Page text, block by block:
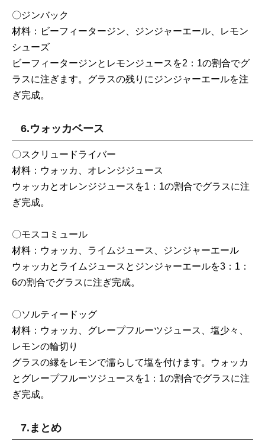
〇ジンバック
材料：ビーフィータージン、ジンジャーエール、レモン
シューズ
ビーフィータージンとレモンジュースを2：1の割合でグ
ラスに注ぎます。グラスの残りにジンジャーエールを注
ぎ完成。
6.ウォッカベース
〇スクリュードライバー
材料：ウォッカ、オレンジジュース
ウォッカとオレンジジュースを1：1の割合でグラスに注
ぎ完成。
〇モスコミュール
材料：ウォッカ、ライムジュース、ジンジャーエール
ウォッカとライムジュースとジンジャーエールを3：1：
6の割合でグラスに注ぎ完成。
〇ソルティードッグ
材料：ウォッカ、グレープフルーツジュース、塩少々、
レモンの輪切り
グラスの縁をレモンで濡らして塩を付けます。ウォッカ
とグレープフルーツジュースを1：1の割合でグラスに注
ぎ完成。
7.まとめ